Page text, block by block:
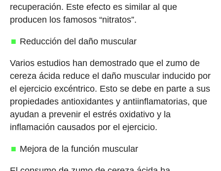
recuperación. Este efecto es similar al que
producen los famosos “nitratos”.
Reducción del daño muscular
Varios estudios han demostrado que el zumo de
cereza ácida reduce el daño muscular inducido por
el ejercicio excéntrico. Esto se debe en parte a sus
propiedades antioxidantes y antiinflamatorias, que
ayudan a prevenir el estrés oxidativo y la
inflamación causados por el ejercicio.
Mejora de la función muscular